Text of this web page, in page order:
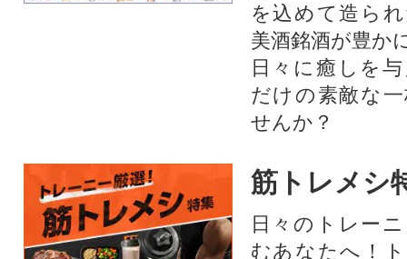
を込めて造ら
美酒銘酒が豊か
日々に癒しを
だけの素敵な
せんか？
筋トレメシ
日々のトレー
むあなたへ！